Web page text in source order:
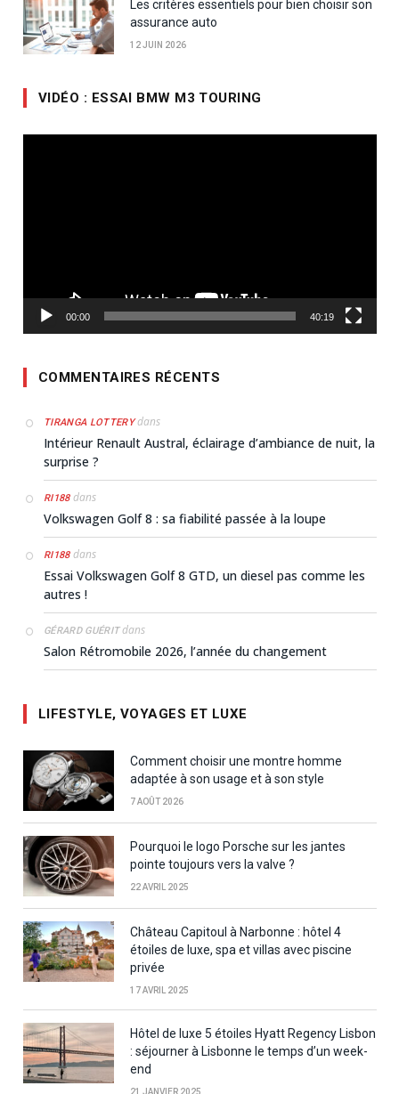
Les critères essentiels pour bien choisir son
assurance auto
12 JUIN 2026
VIDÉO : ESSAI BMW M3 TOURING
00:00 40:19
COMMENTAIRES RÉCENTS
TIRANGA LOTTERYdans
Intérieur Renault Austral, éclairage d’ambiance de nuit, la
surprise ?
RI188dans
Volkswagen Golf 8 : sa fiabilité passée à la loupe
RI188dans
Essai Volkswagen Golf 8 GTD, un diesel pas comme les
autres !
GÉRARD GUÉRITdans
Salon Rétromobile 2026, l’année du changement
LIFESTYLE, VOYAGES ET LUXE
Comment choisir une montre homme
adaptée à son usage et à son style
7 AOÛT 2026
Pourquoi le logo Porsche sur les jantes
pointe toujours vers la valve ?
22 AVRIL 2025
Château Capitoul à Narbonne : hôtel 4
étoiles de luxe, spa et villas avec piscine
privée
17 AVRIL 2025
Hôtel de luxe 5 étoiles Hyatt Regency Lisbon
: séjourner à Lisbonne le temps d’un week-
end
21 JANVIER 2025